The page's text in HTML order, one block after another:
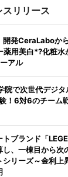
スリリース
開発CeraLaboか
薬用美白*?化粧水
アル
院で次世代デジタ
！6対6のチーム
ブランド「
、一棟目から次
リーズ～金利上